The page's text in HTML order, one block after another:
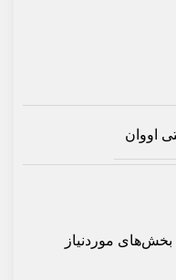
بخش‌های موردنیاز